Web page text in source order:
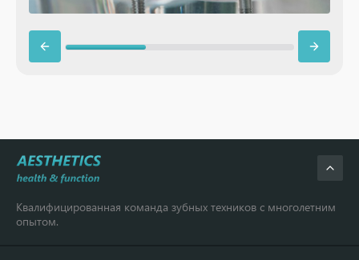
Квалифицированная команда зубных техников с многолетним
опытом.